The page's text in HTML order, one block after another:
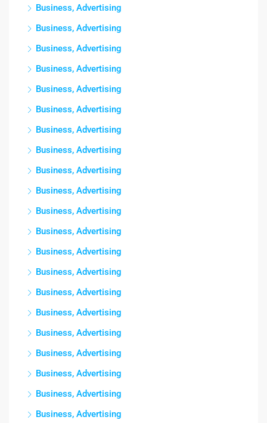
Business, Advertising
Business, Advertising
Business, Advertising
Business, Advertising
Business, Advertising
Business, Advertising
Business, Advertising
Business, Advertising
Business, Advertising
Business, Advertising
Business, Advertising
Business, Advertising
Business, Advertising
Business, Advertising
Business, Advertising
Business, Advertising
Business, Advertising
Business, Advertising
Business, Advertising
Business, Advertising
Business, Advertising